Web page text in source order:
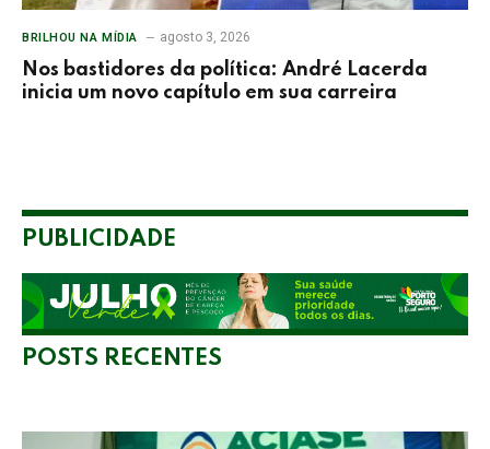
BRILHOU NA MÍDIA agosto 3, 2026
Nos bastidores da política: André Lacerda
inicia um novo capítulo em sua carreira
PUBLICIDADE
POSTS RECENTES